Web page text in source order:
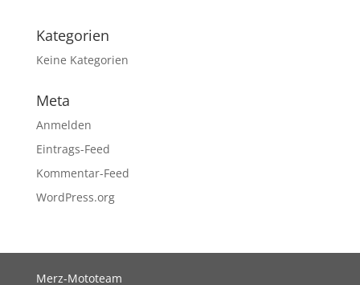
Kategorien
Keine Kategorien
Meta
Anmelden
Eintrags-Feed
Kommentar-Feed
WordPress.org
Merz-Mototeam